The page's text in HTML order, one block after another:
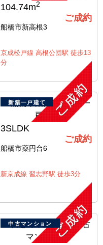
104.74m2
ご成約
船橋市新高根3
京成松戸線 高根公団駅 徒歩13
分
新築一戸建て
3SLDK
ご成約
船橋市薬円台6
新京成線 習志野駅 徒歩3分
中古マンション